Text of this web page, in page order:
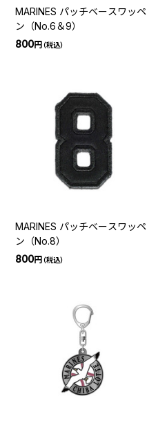
MARINES パッチベースワッペ
ン（No.6＆9）
800円（税込）
MARINES パッチベースワッペ
ン（No.8）
800円（税込）